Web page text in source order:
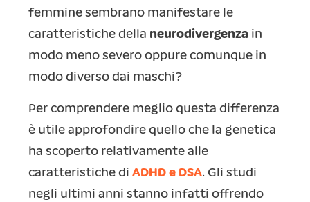
femmine sembrano manifestare le
caratteristiche della neurodivergenza in
modo meno severo oppure comunque in
modo diverso dai maschi?
Per comprendere meglio questa differenza
è utile approfondire quello che la genetica
ha scoperto relativamente alle
caratteristiche di ADHD e DSA. Gli studi
negli ultimi anni stanno infatti offrendo